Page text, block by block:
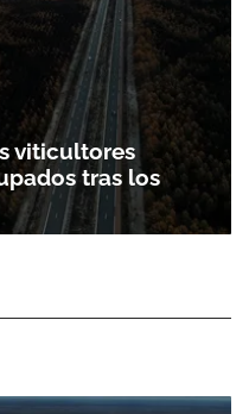
viticultores
tras los